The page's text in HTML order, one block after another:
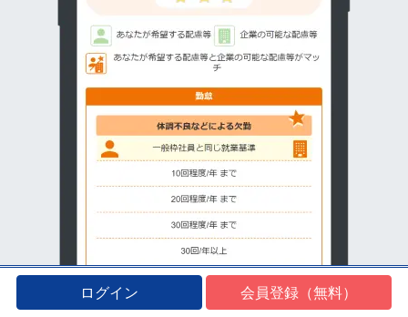
ログイン 会員登録（無料）